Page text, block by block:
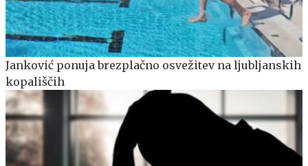
Janković ponuja brezplačno osvežitev na ljubljanskih
kopališčih